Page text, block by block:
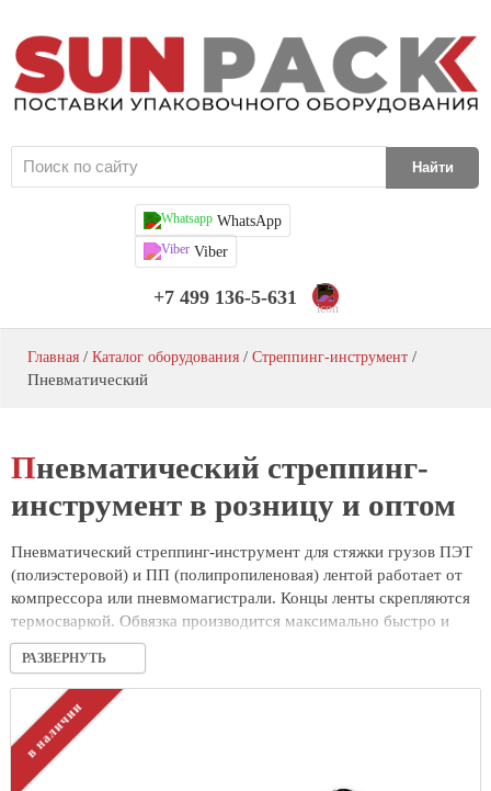
WhatsApp
Viber
Стреппинг-машины
Формирователи коробов
Заклейщики коробов
Обандероливающие машины
Багажеупаковщики
+7 499 136-5-631
Главная / Каталог оборудования / Стреппинг-инструмент /
Пневматический
Пневматический стреппинг-
инструмент в розницу и оптом
Пневматический стреппинг-инструмент для стяжки грузов ПЭТ
(полиэстеровой) и ПП (полипропиленовая) лентой работает от
компрессора или пневмомагистрали. Концы ленты скрепляются
термосваркой. Обвязка производится максимально быстро и
непрерывно, поэтому оборудование используется на
предприятиях и складах с большим объемом обрабатываемых
грузов. Отсутствие электроники и меньшее количество деталей
сокращает уязвимые к поломке места. Это удешевляет
стоимость обслуживания инструмента и продлевает срок его
службы.
РАЗВЕРНУТЬ
в наличии